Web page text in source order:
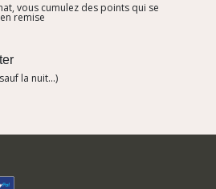
vous cumulez des points qui se
remise
la nuit...)